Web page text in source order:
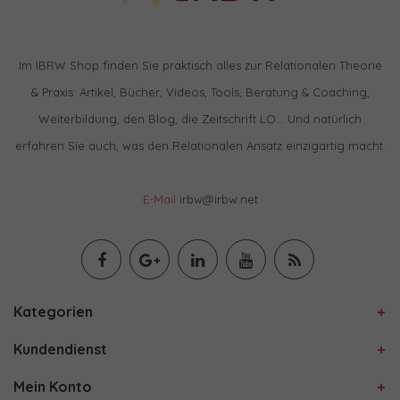
Im IBRW Shop finden Sie praktisch alles zur Relationalen Theorie
& Praxis: Artikel, Bücher, Videos, Tools, Beratung & Coaching,
Weiterbildung, den Blog, die Zeitschrift LO… Und natürlich
erfahren Sie auch, was den Relationalen Ansatz einzigartig macht.
E-Mail irbw@irbw.net
Kategorien
Kundendienst
Mein Konto